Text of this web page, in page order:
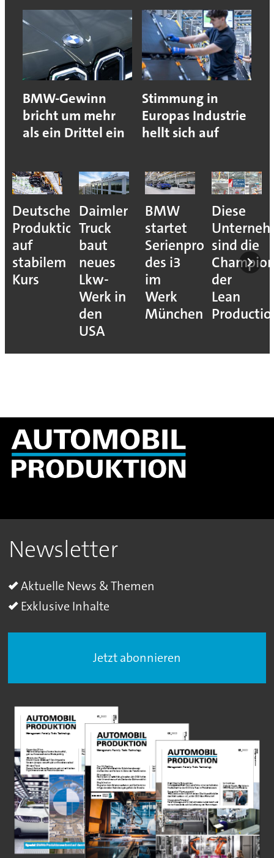
BMW-Gewinn
bricht um mehr
als ein Drittel ein
Stimmung in
Europas Industrie
hellt sich auf
Deutsche
Produktion
auf
stabilem
Kurs
Daimler
Truck
baut
neues
Lkw-
Werk in
den
USA
BMW
startet
Serienproduktion
des i3
im
Werk
München
Diese
sind die
der
Lean
Newsletter
Aktuelle News & Themen
Exklusive Inhalte
Jetzt abonnieren